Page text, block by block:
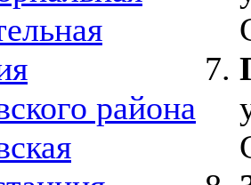
района